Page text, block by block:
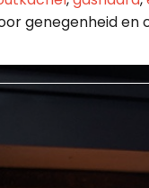
genegenheid